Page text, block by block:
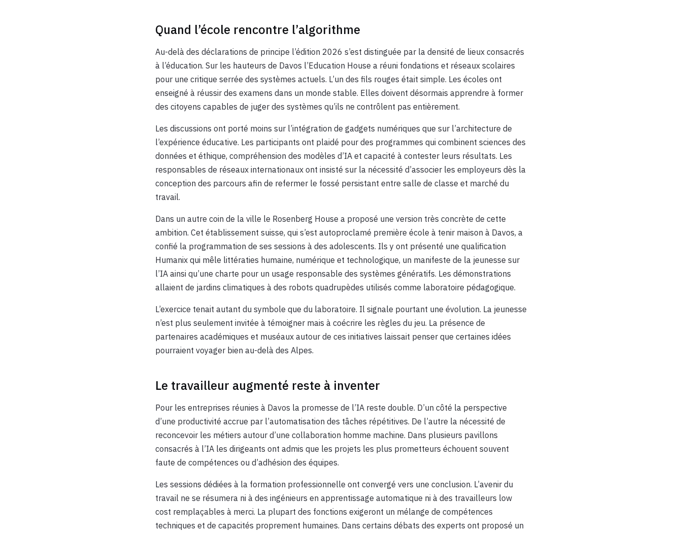
Quand l’école rencontre l’algorithme
Au-delà des déclarations de principe l’édition 2026 s’est distinguée par la densité de lieux consacrés
à l’éducation. Sur les hauteurs de Davos l’Education House a réuni fondations et réseaux scolaires
pour une critique serrée des systèmes actuels. L’un des fils rouges était simple. Les écoles ont
enseigné à réussir des examens dans un monde stable. Elles doivent désormais apprendre à former
des citoyens capables de juger des systèmes qu’ils ne contrôlent pas entièrement.
Les discussions ont porté moins sur l’intégration de gadgets numériques que sur l’architecture de
l’expérience éducative. Les participants ont plaidé pour des programmes qui combinent sciences des
données et éthique, compréhension des modèles d’IA et capacité à contester leurs résultats. Les
responsables de réseaux internationaux ont insisté sur la nécessité d’associer les employeurs dès la
conception des parcours afin de refermer le fossé persistant entre salle de classe et marché du
travail.
Dans un autre coin de la ville le Rosenberg House a proposé une version très concrète de cette
ambition. Cet établissement suisse, qui s’est autoproclamé première école à tenir maison à Davos, a
confié la programmation de ses sessions à des adolescents. Ils y ont présenté une qualification
Humanix qui mêle littératies humaine, numérique et technologique, un manifeste de la jeunesse sur
l’IA ainsi qu’une charte pour un usage responsable des systèmes génératifs. Les démonstrations
allaient de jardins climatiques à des robots quadrupèdes utilisés comme laboratoire pédagogique.
L’exercice tenait autant du symbole que du laboratoire. Il signale pourtant une évolution. La jeunesse
n’est plus seulement invitée à témoigner mais à coécrire les règles du jeu. La présence de
partenaires académiques et muséaux autour de ces initiatives laissait penser que certaines idées
pourraient voyager bien au-delà des Alpes.
Le travailleur augmenté reste à inventer
Pour les entreprises réunies à Davos la promesse de l’IA reste double. D’un côté la perspective
d’une productivité accrue par l’automatisation des tâches répétitives. De l’autre la nécessité de
reconcevoir les métiers autour d’une collaboration homme machine. Dans plusieurs pavillons
consacrés à l’IA les dirigeants ont admis que les projets les plus prometteurs échouent souvent
faute de compétences ou d’adhésion des équipes.
Les sessions dédiées à la formation professionnelle ont convergé vers une conclusion. L’avenir du
travail ne se résumera ni à des ingénieurs en apprentissage automatique ni à des travailleurs low
cost remplaçables à merci. La plupart des fonctions exigeront un mélange de compétences
techniques et de capacités proprement humaines. Dans certains débats des experts ont proposé un